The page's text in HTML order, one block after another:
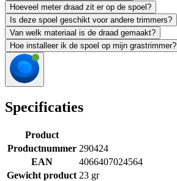
Hoeveel meter draad zit er op de spoel?
Is deze spoel geschikt voor andere trimmers?
Van welk materiaal is de draad gemaakt?
Hoe installeer ik de spoel op mijn grastrimmer?
Specificaties
Product
Productnummer 290424
EAN
4066407024564
Gewicht product 23 gr